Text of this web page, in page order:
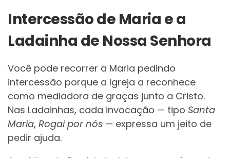
Intercessão de Maria e a
Ladainha de Nossa Senhora
Você pode recorrer a Maria pedindo
intercessão porque a Igreja a reconhece
como mediadora de graças junto a Cristo.
Nas Ladainhas, cada invocação — tipo Santa
Maria, Rogai por nós — expressa um jeito de
pedir ajuda.